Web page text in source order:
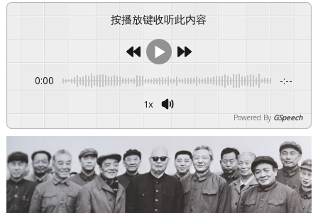
按播放键收听此内容
0:00 -:--
1x
Powered By GSpeech